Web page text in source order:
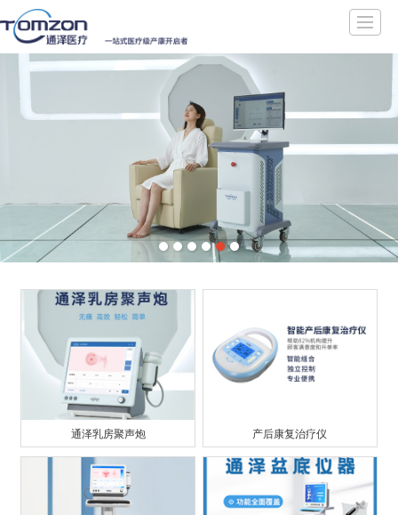
通泽首页盆底康复设备产后康复设备母乳分析仪盆底肌修复器
通泽乳房聚声炮 产后康复治疗仪